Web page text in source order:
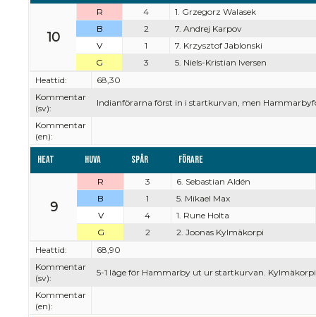
10
R 4
1. Grzegorz Walasek
B
2
7. Andrej Karpov
V
1
7. Krzysztof Jablonski
G
3
5. Niels-Kristian Iversen
Heattid:
68,30
Kommentar
(sv):
Indianförarna först in i startkurvan, men
Kommentar
(en):
Heat Huva Spår Förare
9
R 3
6. Sebastian Aldén
B
1
5. Mikael Max
V
4
1. Rune Holta
G
2
2. Joonas Kylmäkorpi
Heattid:
68,90
Kommentar
(sv):
5-1 läge för Hammarby ut ur startkurvan.
Kommentar
(en):